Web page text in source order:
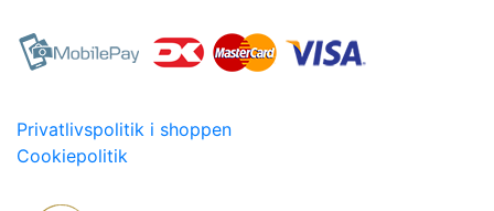
Privatlivspolitik i shoppen
Cookiepolitik